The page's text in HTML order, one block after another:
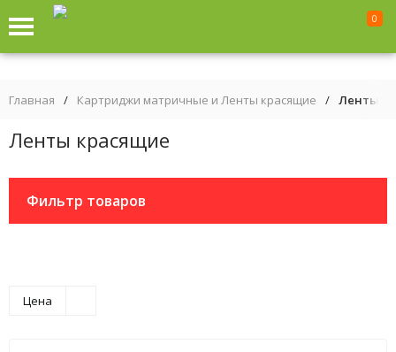
0
Главная / Картриджи матричные и Ленты красящие / Ленты
Ленты красящие
Фильтр товаров
Цена